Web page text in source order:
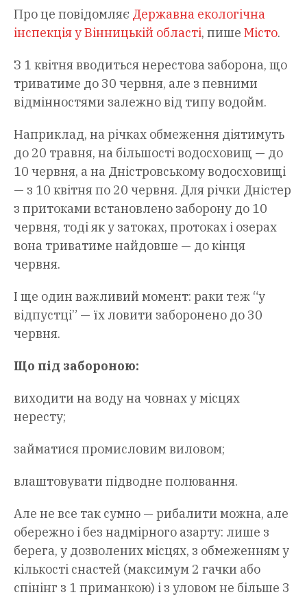
Про це повідомляє Державна екологічна
інспекція у Вінницькій області, пише Місто.
З 1 квітня вводиться нерестова заборона, що
триватиме до 30 червня, але з певними
відмінностями залежно від типу водойм.
Наприклад, на річках обмеження діятимуть
до 20 травня, на більшості водосховищ — до
10 червня, а на Дністровському водосховищі
— з 10 квітня по 20 червня. Для річки Дністер
з притоками встановлено заборону до 10
червня, тоді як у затоках, протоках і озерах
вона триватиме найдовше — до кінця
червня.
І ще один важливий момент: раки теж “у
відпустці” — їх ловити заборонено до 30
червня.
Що під забороною:
виходити на воду на човнах у місцях
нересту;
займатися промисловим виловом;
влаштовувати підводне полювання.
Але не все так сумно — рибалити можна, але
обережно і без надмірного азарту: лише з
берега, у дозволених місцях, з обмеженням у
кількості снастей (максимум 2 гачки або
спінінг з 1 приманкою) і з уловом не більше 3